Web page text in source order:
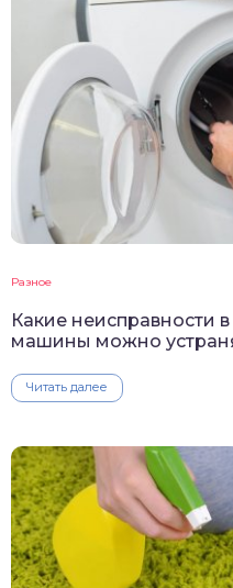
Разное
Какие неисправности
машины можно
Читать далее